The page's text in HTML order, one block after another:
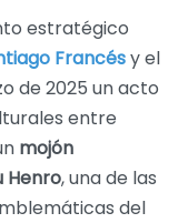
estratégico
Francésy el
de 2025 un acto
entre
mojón
Henro, una de las
del